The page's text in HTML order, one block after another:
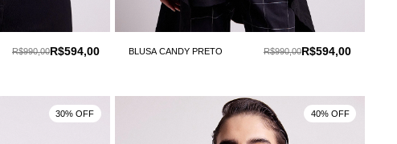
R$594,00
R$990,00 BLUSA CANDY PRETO R$594,00
R$990,00
30% OFF 40% OFF